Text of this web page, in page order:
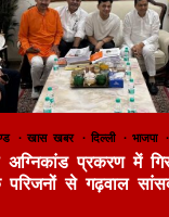
खास खबर दिल्ली भाजपा
अग्निकांड प्रकरण में
से गढ़वाल